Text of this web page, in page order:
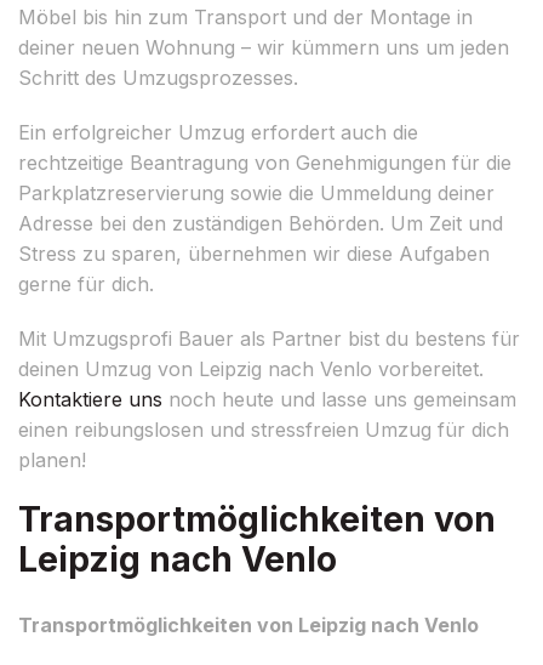
Möbel bis hin zum Transport und der Montage in
deiner neuen Wohnung – wir kümmern uns um jeden
Schritt des Umzugsprozesses.
Ein erfolgreicher Umzug erfordert auch die
rechtzeitige Beantragung von Genehmigungen für die
Parkplatzreservierung sowie die Ummeldung deiner
Adresse bei den zuständigen Behörden. Um Zeit und
Stress zu sparen, übernehmen wir diese Aufgaben
gerne für dich.
Mit Umzugsprofi Bauer als Partner bist du bestens für
deinen Umzug von Leipzig nach Venlo vorbereitet.
Kontaktiere uns noch heute und lasse uns gemeinsam
einen reibungslosen und stressfreien Umzug für dich
planen!
Transportmöglichkeiten von
Leipzig nach Venlo
Transportmöglichkeiten von Leipzig nach Venlo